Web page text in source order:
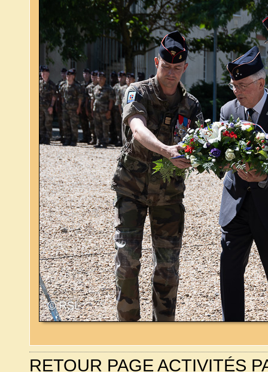
RETOUR PAGE ACTIVITÉS